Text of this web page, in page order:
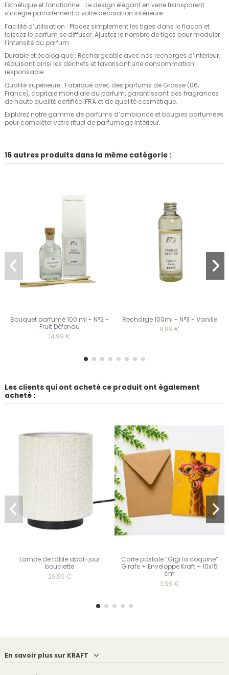
Esthétique et fonctionnel : Le design élégant en verre transparent
s’intègre parfaitement à votre décoration intérieure.
Facilité d’utilisation : Placez simplement les tiges dans le flacon et
laissez le parfum se diffuser. Ajustez le nombre de tiges pour moduler
l’intensité du parfum.
Durable et écologique : Rechargeable avec nos recharges d’intérieur,
réduisant ainsi les déchets et favorisant une consommation
responsable.
Qualité supérieure : Fabriqué avec des parfums de Grasse (06,
France), capitale mondiale du parfum, garantissant des fragrances
de haute qualité certifiée IFRA et de qualité cosmétique.
Explorez notre gamme de parfums d’ambiance et bougies parfumées
pour compléter votre rituel de parfumage intérieur.
16 autres produits dans la même catégorie :
Bouquet parfumé 100 ml - N°2 -
Fruit Défendu
14,99 €
Recharge 100ml - N°3 - Vanille
9,99 €
Les clients qui ont acheté ce produit ont également
acheté :
Lampe de table abat-jour
bouclette
29,99 €
Carte postale “Gigi la coquine”
Girafe + Enveloppe Kraft – 10x15
cm
3,99 €
En savoir plus sur KRAFT